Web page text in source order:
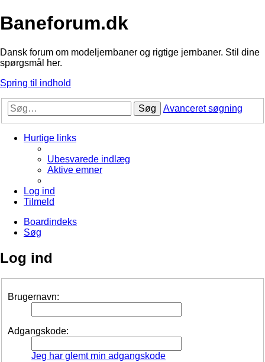
Baneforum.dk
Dansk forum om modeljernbaner og rigtige jernbaner. Stil dine
spørgsmål her.
Spring til indhold
Søg Avanceret søgning
Hurtige links
Ubesvarede indlæg
Aktive emner
Log ind
Tilmeld
Boardindeks
Søg
Log ind
Brugernavn:
Adgangskode:
Jeg har glemt min adgangskode